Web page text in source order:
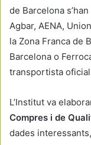
de Barcelona
Agbar, AENA,
la Zona Franca de
Barcelona o
transportista
L’Institut va
Compres i de
dades